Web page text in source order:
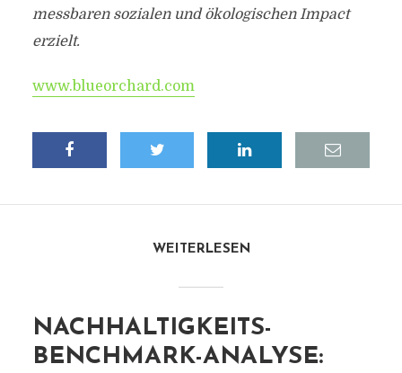
messbaren sozialen und ökologischen Impact
erzielt.
www.blueorchard.com
WEITERLESEN
NACHHALTIGKEITS-
BENCHMARK-ANALYSE: